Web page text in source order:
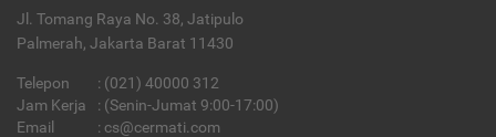
Jl. Tomang Raya No. 38, Jatipulo
Palmerah, Jakarta Barat 11430
Telepon : (021) 40000 312
Jam Kerja
: (Senin-Jumat 9:00-17:00)
Email
: cs@cermati.com